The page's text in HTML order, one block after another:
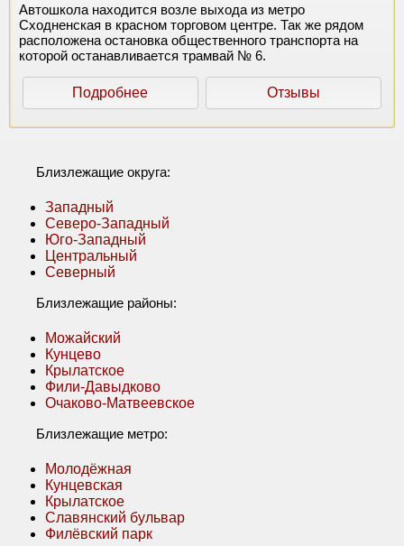
Автошкола находится возле выхода из метро
Сходненская в красном торговом центре. Так же рядом
расположена остановка общественного транспорта на
которой останавливается трамвай № 6.
Подробнее Отзывы
Близлежащие округа:
Западный
Северо-Западный
Юго-Западный
Центральный
Северный
Близлежащие районы:
Можайский
Кунцево
Крылатское
Фили-Давыдково
Очаково-Матвеевское
Близлежащие метро:
Молодёжная
Кунцевская
Крылатское
Славянский бульвар
Филёвский парк